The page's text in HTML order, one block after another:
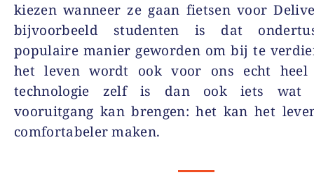
kiezen wanneer ze gaan fietsen voor
bijvoorbeeld studenten is dat
populaire manier geworden om bij te
het leven wordt ook voor ons echt heel
technologie zelf is dan ook iets wat
vooruitgang kan brengen: het kan het
comfortabeler maken.